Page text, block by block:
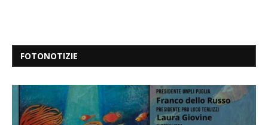
FOTONOTIZIE